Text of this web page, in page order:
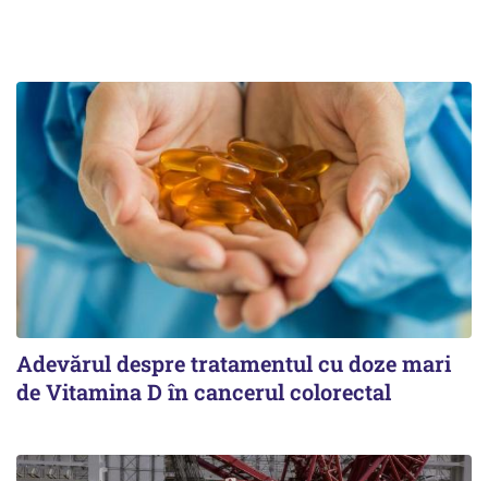
Adevărul despre tratamentul cu doze mari
de Vitamina D în cancerul colorectal